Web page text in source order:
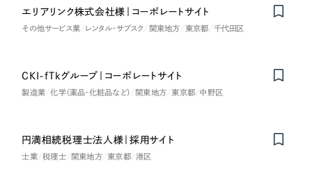
サービス紹介
一過性の広告に頼らず、「仕組み」と「ノウハウ」
ブランディング支援
ECサイト（オンラインショップ）
求人・採用サイト
ポータルサイト・メディアサイト
エリアリンク株式会社様｜コーポレートサイト
その他サービス業 レンタル・サブスク 関東地方 東京都 千代田区
CKI-fTkグループ｜コーポレートサイト
製造業 化学（薬品・化粧品など） 関東地方 東京都 中野区
円満相続税理士法人様｜採用サイト
士業 税理士 関東地方 東京都 港区